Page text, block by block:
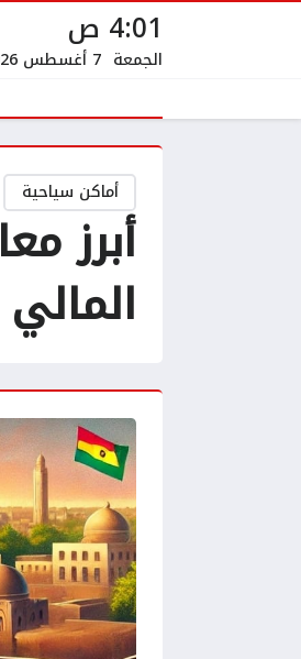
4:01 ص
الجمعة 7 أغسطس 2026
أماكن سياحية
أبرز
المالي